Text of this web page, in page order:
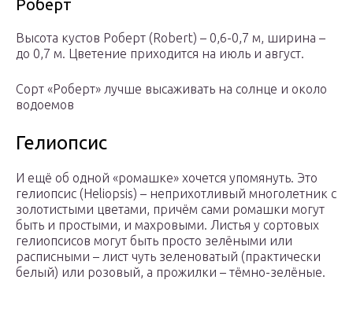
Роберт
Высота кустов Роберт (Robert) – 0,6-0,7 м, ширина –
до 0,7 м. Цветение приходится на июль и август.
Сорт «Роберт» лучше высаживать на солнце и около
водоемов
Гелиопсис
И ещё об одной «ромашке» хочется упомянуть. Это
гелиопсис (Heliopsis) – неприхотливый многолетник с
золотистыми цветами, причём сами ромашки могут
быть и простыми, и махровыми. Листья у сортовых
гелиопсисов могут быть просто зелёными или
расписными – лист чуть зеленоватый (практически
белый) или розовый, а прожилки – тёмно-зелёные.